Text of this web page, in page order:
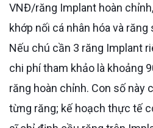
VNĐ/răng Implant hoàn
khớp nối cá nhân hóa và
Nếu chú cần 3 răng Implant
chi phí tham khảo là khoảng
răng hoàn chỉnh. Con số này
từng răng; kế hoạch thực tế